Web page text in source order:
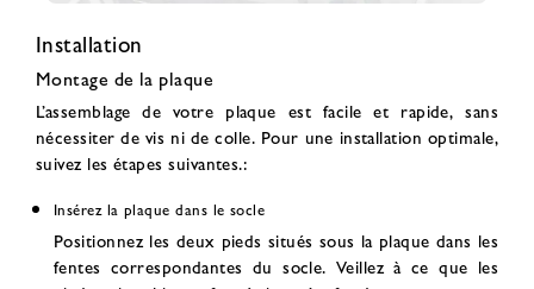
Installation
Montage de la plaque
L’assemblage de votre plaque est facile et rapide, sans
nécessiter de vis ni de colle. Pour une installation optimale,
suivez les étapes suivantes.:
Insérez la plaque dans le socle
Positionnez les deux pieds situés sous la plaque dans les
fentes correspondantes du socle. Veillez à ce que les